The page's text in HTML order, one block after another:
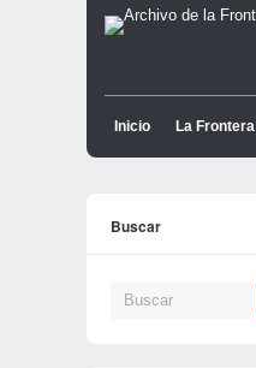
Inicio La Frontera
Buscar